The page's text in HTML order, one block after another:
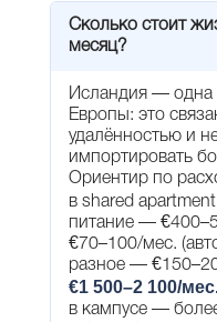
Сколько стоит
месяц?
Исландия — одна
Европы: это
удалённостью и
импортировать
Ориентир по
в shared
питание —
€70–100/мес.
разное —
€1 500–2 100/
в кампусе —